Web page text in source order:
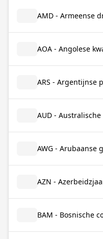
AMD - Armeense
AOA - Angolese
ARS - Argentijnse
AUD -
AWG - Arubaanse
AZN -
BAM - Bosnische